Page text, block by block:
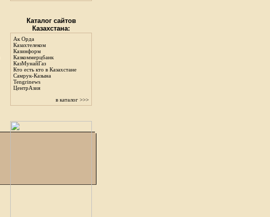
Каталог сайтов
Казахстана:
Ак Орда
Казахтелеком
Казинформ
Казкоммерцбанк
КазМунайГаз
Кто есть кто в Казахстане
Самрук-Казына
Tengrinews
ЦентрАзия
в каталог >>>